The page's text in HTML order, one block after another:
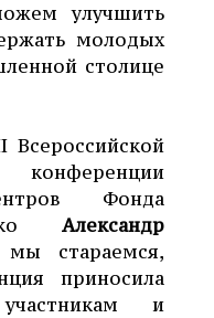
улучшить
молодых
столице
Всероссийской
конференции
Фонда
Александр
стараемся,
приносила
и